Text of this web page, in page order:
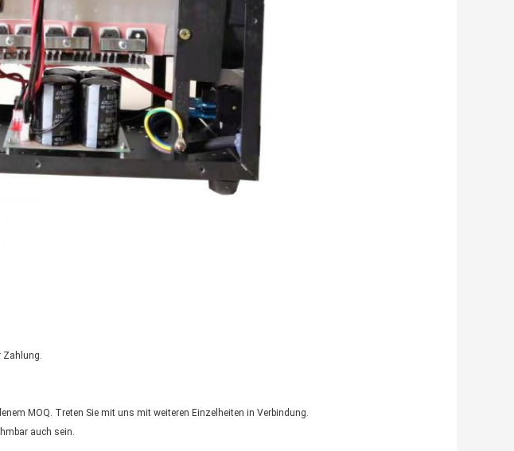
Zahlung.
MOQ. Treten Sie mit uns mit weiteren Einzelheiten in Verbindung.
auch sein.